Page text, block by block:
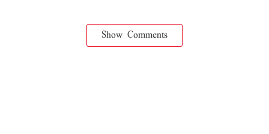
Show Comments